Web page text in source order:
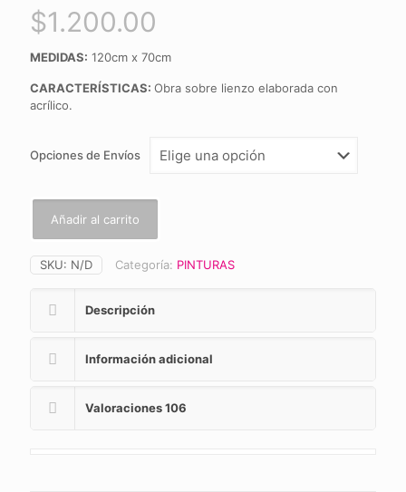
$1.200.00
MEDIDAS: 120cm x 70cm
CARACTERÍSTICAS: Obra sobre lienzo elaborada con
acrílico.
Opciones de Envíos
Añadir al carrito
SKU: N/D Categoría: PINTURAS
Descripción
Información adicional
Valoraciones106